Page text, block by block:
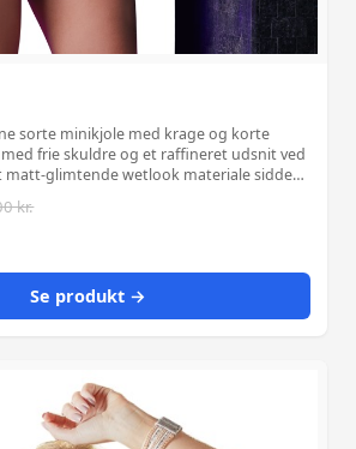
sorte minikjole med krage og korte
frie skuldre og et raffineret udsnit ved
matt-glimtende wetlook materiale sidder
dine kvindelige former forførende.
kr.
Se produkt →